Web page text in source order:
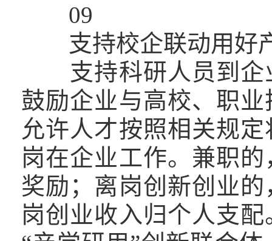
09
支持校企联动用好
支持科研人员到企
鼓励企业与高校、职
允许人才按照相关规
岗在企业工作。兼职
奖励；离岗创新创业
岗创业收入归个人支